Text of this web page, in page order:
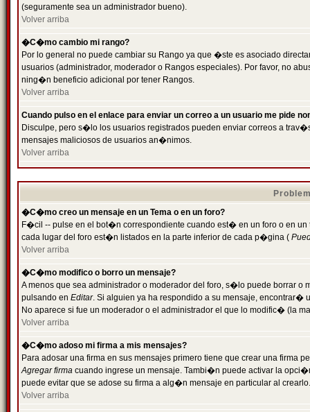
(seguramente sea un administrador bueno).
Volver arriba
�C�mo cambio mi rango?
Por lo general no puede cambiar su Rango ya que �ste es asociado
usuarios (administrador, moderador o Rangos especiales). Por favor, no
ning�n beneficio adicional por tener Rangos.
Volver arriba
Cuando pulso en el enlace para enviar un correo a un usuario me pide
Disculpe, pero s�lo los usuarios registrados pueden enviar correos a
mensajes maliciosos de usuarios an�nimos.
Volver arriba
�C�mo creo un mensaje en un Tema o en un foro?
F�cil -- pulse en el bot�n correspondiente cuando est� en un foro o en
cada lugar del foro est�n listados en la parte inferior de cada p�gina (
Volver arriba
�C�mo modifico o borro un mensaje?
A menos que sea administrador o moderador del foro, s�lo puede borrar o
pulsando en Editar. Si alguien ya ha respondido a su mensaje, encontrar�
No aparece si fue un moderador o el administrador el que lo modific� (la
Volver arriba
�C�mo adoso mi firma a mis mensajes?
Para adosar una firma en sus mensajes primero tiene que crear una firma
Agregar firma cuando ingrese un mensaje. Tambi�n puede activar la
puede evitar que se adose su firma a alg�n mensaje en particular al crearlo.
Volver arriba